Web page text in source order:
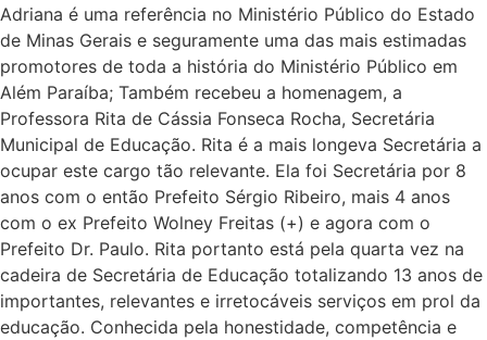
Adriana é uma referência no Ministério Público do Estado
de Minas Gerais e seguramente uma das mais estimadas
promotores de toda a história do Ministério Público em
Além Paraíba; Também recebeu a homenagem, a
Professora Rita de Cássia Fonseca Rocha, Secretária
Municipal de Educação. Rita é a mais longeva Secretária a
ocupar este cargo tão relevante. Ela foi Secretária por 8
anos com o então Prefeito Sérgio Ribeiro, mais 4 anos
com o ex Prefeito Wolney Freitas (+) e agora com o
Prefeito Dr. Paulo. Rita portanto está pela quarta vez na
cadeira de Secretária de Educação totalizando 13 anos de
importantes, relevantes e irretocáveis serviços em prol da
educação. Conhecida pela honestidade, competência e